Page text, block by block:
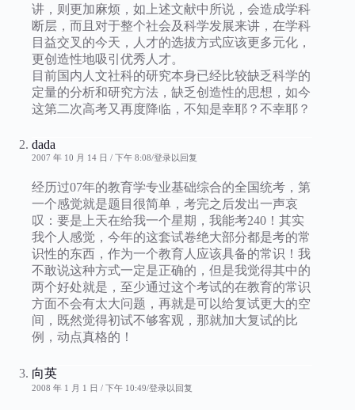
讲，则更加麻烦，如上述文献中所说，会造成学科
断层，而且对于整个社会及科学发展来讲，在学科
目益交叉的今天，人才的选拔方式应该更多元化，
更创造性地吸引优秀人才。
目前国内人文社科的研究本身已经比较缺乏科学的
定量的分析和研究方法，缺乏创造性的思想，如今
这第二次高考又再度降临，不知是幸耶？不幸耶？
dada
2007 年 10 月 14 日 / 下午 8:08 登录以回复
经历过07年的教育学专业基础综合的全国统考，第
一个感觉就是题目很简单，考完之后发出一声哀
叹：要是上天在给我一个星期，我能考240！其实
我个人感觉，今年的这套试卷绝大部分都是考的常
识性的东西，作为一个教育人应该具备的常识！我
不敢说这种方式一定是正确的，但是我觉得其中的
两个好处就是，至少通过这个考试的在教育的常识
方面不会有太大问题，再就是可以给复试更大的空
间，既然觉得初试不够客观，那就加大复试的比
例，动点真格的！
向英
2008 年 1 月 1 日 / 下午 10:49 登录以回复